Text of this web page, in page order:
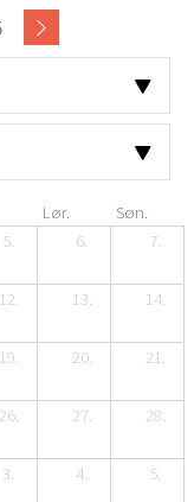
Lør.
Søn.
5. 6. 7.
12. 13. 14.
19. 20. 21.
26. 27. 28.
3. 4. 5.